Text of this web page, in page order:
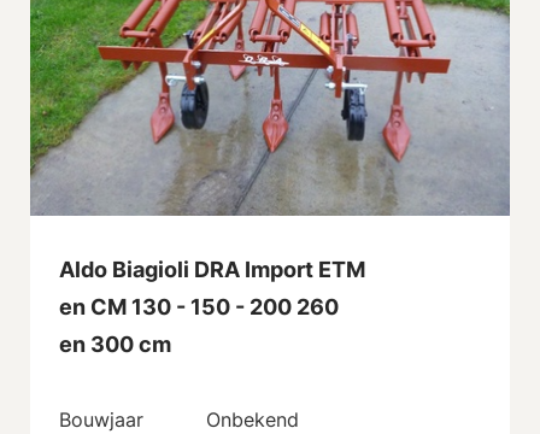
Aldo Biagioli DRA Import ETM
en CM 130 - 150 - 200 260
en 300 cm
Bouwjaar
Onbekend